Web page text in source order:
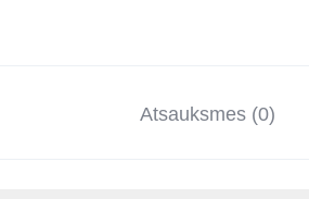
Atsauksmes (0)